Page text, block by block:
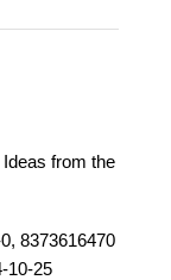
from the
8373616470
10-25